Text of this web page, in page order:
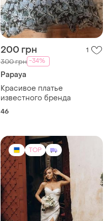
200 грн 1
300 грн -34%
Papaya
Красивое платье
известного бренда
46
TOP